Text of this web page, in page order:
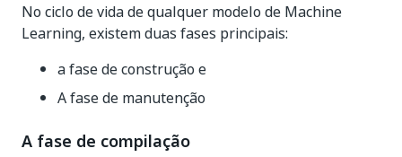
No ciclo de vida de qualquer modelo de Machine
Learning, existem duas fases principais:
a fase de construção e
A fase de manutenção
A fase de compilação